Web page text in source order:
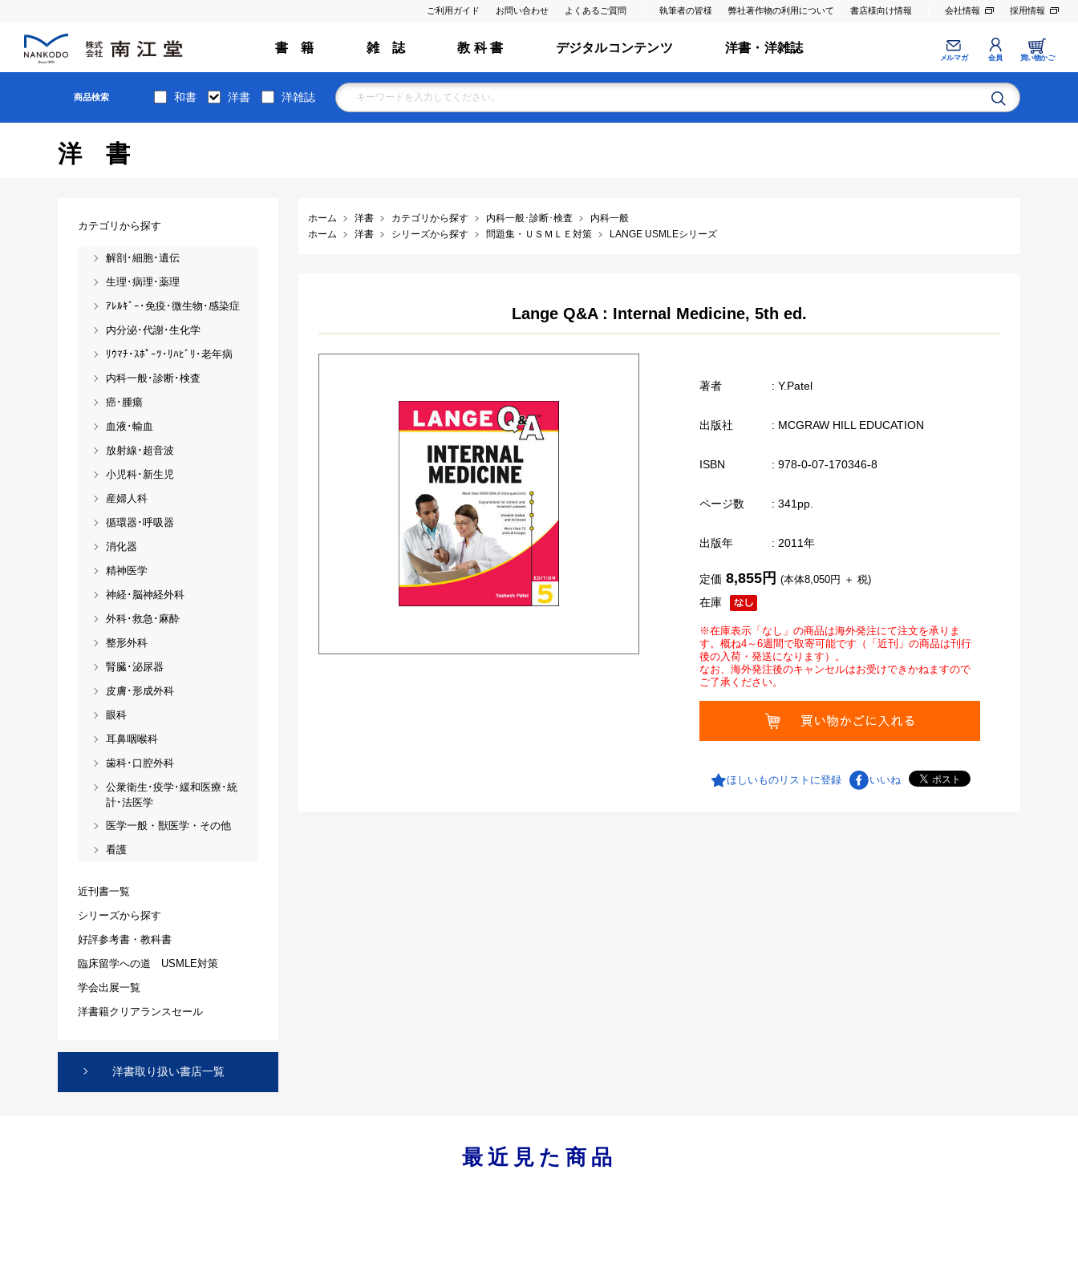
ご利用ガイド お問い合わせ よくあるご質問 執筆者の皆様 弊社著作物の利用について 書店様向け情報 会社情報 採用情報
書 籍 雑 誌 教 科 書 デジタルコンテンツ 洋書・洋雑誌
メルマガ 会員 買い物かご
商品検索 和書 洋書 洋雑誌
洋書
ホーム 洋書 カテゴリから探す 内科一般･診断･検査
内科一般
ホーム
洋書 シリーズから探す 問題集・ＵＳＭＬＥ対策 LANGE USMLEシリーズ
Lange Q&A : Internal Medicine, 5th ed.
著者 : Y.Patel
出版社 : MCGRAW HILL EDUCATION
ISBN : 978-0-07-170346-8
ページ数 : 341pp.
出版年 : 2011年
在庫
定価 8,855円 (本体8,050円 ＋ 税)
※在庫表示「なし」の商品は海外発注にて注文を承りま
す。概ね4～6週間で取寄可能です（「近刊」の商品は刊行
後の入荷・発送になります）。
なお、海外発注後のキャンセルはお受けできかねますので
ご了承ください。
ほしいものリストに登録 いいね
カテゴリから探す
解剖･細胞･遺伝
生理･病理･薬理
ｱﾚﾙｷﾞｰ･免疫･微生物･感染症
内分泌･代謝･生化学
ﾘｳﾏﾁ･ｽﾎﾟｰﾂ･ﾘﾊﾋﾞﾘ･老年病
内科一般･診断･検査
癌･腫瘍
血液･輸血
放射線･超音波
小児科･新生児
産婦人科
循環器･呼吸器
消化器
精神医学
神経･脳神経外科
外科･救急･麻酔
整形外科
腎臓･泌尿器
皮膚･形成外科
眼科
耳鼻咽喉科
歯科･口腔外科
公衆衛生･疫学･緩和医療･統
計･法医学
医学一般・獣医学・その他
看護
近刊書一覧
シリーズから探す
好評参考書・教科書
臨床留学への道 USMLE対策
学会出展一覧
洋書籍クリアランスセール
洋書取り扱い書店一覧
最近見た商品